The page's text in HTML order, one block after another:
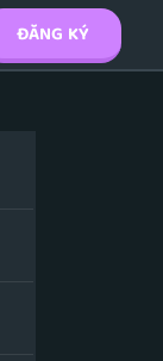
ĐĂNG KÝ